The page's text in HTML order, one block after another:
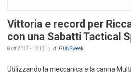
Vittoria e record per
con una Sabatti Tactical
8 ott 2017 - 12:13 di GUNSweek
Utilizzando la meccanica e la canna